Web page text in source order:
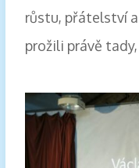
růstu, přátelství
prožili právě